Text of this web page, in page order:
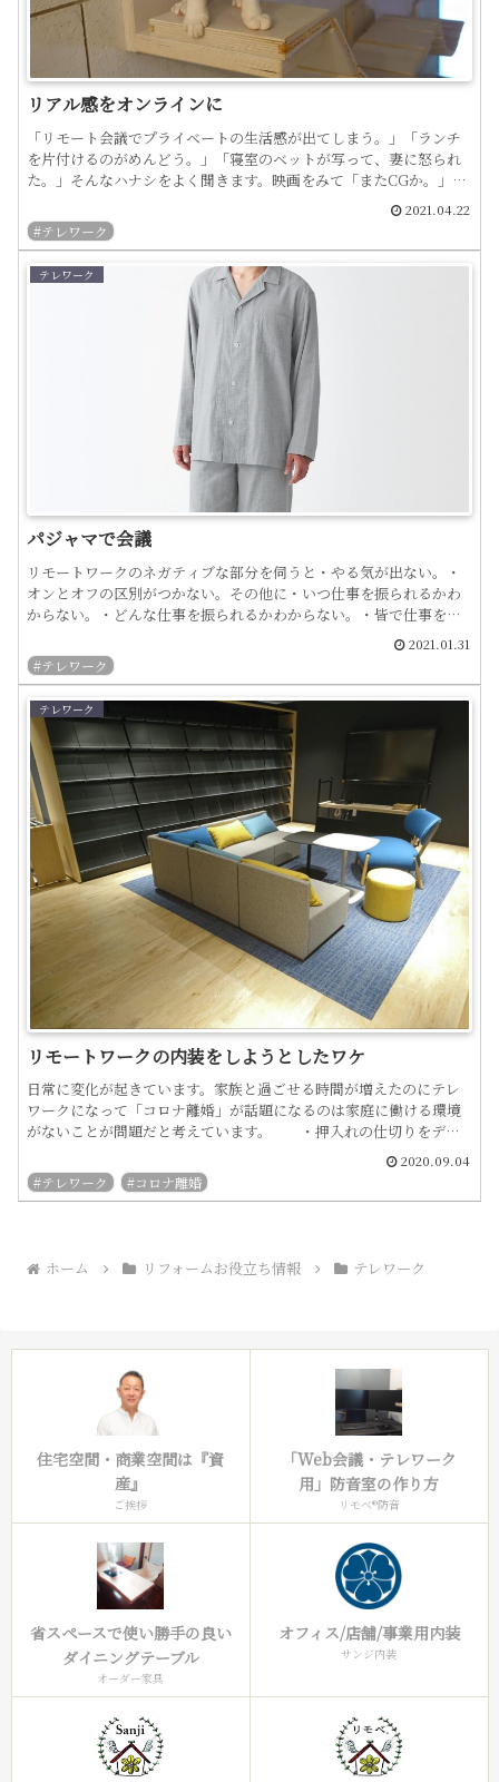
リアル感をオンラインに
「リモート会議でプライベートの生活感が出てしまう。」「ランチ
を片付けるのがめんどう。」「寝室のベットが写って、妻に怒られ
た。」そんなハナシをよく聞きます。映画をみて「またCGか。」っ
て思うのと同じ感覚で簡単に背景画像が使えるようになったこと...
2021.04.22
#テレワーク
テレワーク
パジャマで会議
リモートワークのネガティブな部分を伺うと・やる気が出ない。・
オンとオフの区別がつかない。その他に・いつ仕事を振られるかわ
からない。・どんな仕事を振られるかわからない。・皆で仕事をし
ている感じがしない。・どうやって仕事をしていいかわからない。...
2021.01.31
#テレワーク
テレワーク
リモートワークの内装をしようとしたワケ
日常に変化が起きています。家族と過ごせる時間が増えたのにテレ
ワークになって「コロナ離婚」が話題になるのは家庭に働ける環境
がないことが問題だと考えています。 ・押入れの仕切りをデス
クにしている人。・ダイニングの椅子でお尻が痛くなって オフィ...
2020.09.04
#テレワーク #コロナ離婚
ホーム リフォームお役立ち情報 テレワーク
住宅空間・商業空間は『資
産』
ご挨拶
「Web会議・テレワーク
用」防音室の作り方
リモべ®︎防音
省スペースで使い勝手の良い
ダイニングテーブル
オーダー家具
オフィス/店舗/事業用内装
サンジ内装